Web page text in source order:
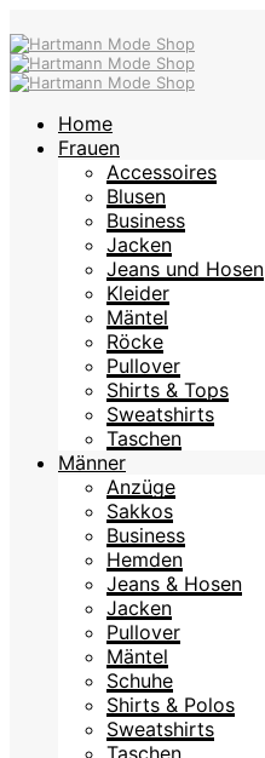
Home
Frauen
Accessoires
Blusen
Business
Jacken
Jeans und Hosen
Kleider
Mäntel
Röcke
Pullover
Shirts & Tops
Sweatshirts
Taschen
Männer
Anzüge
Sakkos
Business
Hemden
Jeans & Hosen
Jacken
Pullover
Mäntel
Schuhe
Shirts & Polos
Sweatshirts
Taschen